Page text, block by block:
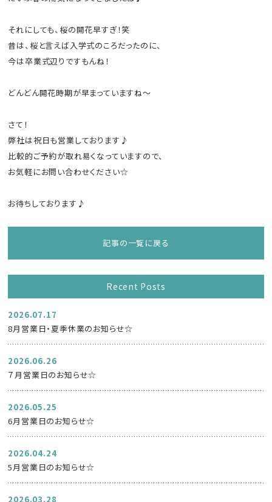
それにしても、桜の開花早すぎ！笑
昔は、桜と言えば入学式のころだったのに、
今は卒業式辺りですもんね！
どんどん開花時期が早まっていますね～
さて！
弊社は祝日も営業しております♪
比較的ご予約が取れ易くなっていますので、
お気軽にお問い合わせください☆
お待ちしております♪
記事の一覧に戻る
Recent Posts
2026.07.17
8月営業日・夏季休業のお知らせ☆
2026.06.26
７月営業日のお知らせ☆
2026.05.25
6月営業日のお知らせ☆
2026.04.24
5月営業日のお知らせ☆
2026.03.28